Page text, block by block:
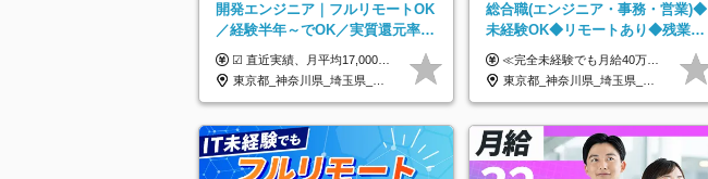
開発エンジニア｜フルリモートOK
／経験半年～でOK／実質還元率80
～90%／前給保証／AI系など最先
端案件多数
☑︎ 直近実績、月平均17,000円の昇給 ☑︎ 前職給与100%保証 ☑︎ 実質還元率80～90% ☑︎ 待機時も給与は満額支給 月給35万円～70万円＋交通費など各種手当 ※想定年収：4,200,000円～10,560,000円 ※経験・能力等を考慮の上で決定します。 ※上記金額には、みなし残業手当（50時間分・104,000円～212,000円）を含みます。超過分は別途追加支給します。 ┗残業時間は月平均10時間、多い時でも20時間程度と安定しております ★単価連動型の給与体系ではないため、万が一待機になってもその間の給与は満額支給しています。 ＜1年間の昇給事例をご紹介！＞ ・20代/フロントエンドエンジニア：月給274,000円→月給362,000円（＋88,000円/月） ・20代/iOSエンジニア：月給237,000円→月給287,000円（＋50,000円/月） ・20代/Androidエンジニア：月給316,000円→月給374,000円（＋58,000円/月） ・30代/Javaエンジニア（上流）：月給340,000円→月給418,000円（＋78,000円/月） ・30代/PMO：月給340,000円→月給418,000円（＋78,000円/月）
東京都_神奈川県_埼玉県_千葉県_大阪府_愛知県_北海道_青森県_岩手県_宮城県_秋田県_山形県_福島県_茨城県_栃木県_群馬県_新潟県_山梨県_長野県_富山県_石川県_福井県_静岡県_岐阜県_三重県_兵庫県_京都府_滋賀県_奈良県_和歌山県_広島県_岡山県_鳥取県_島根県_山口県_徳島県_香川県_愛媛県_高知県_福岡県_熊本県_佐賀県_長崎県_大分県_宮崎県_鹿児島県_沖縄県
総合職(エンジニア・事務・営業)◆
未経験OK◆リモートあり◆残業月
3h◆服装髪型自由
≪完全未経験でも月給40万円以上も可能です！≫ -------------- 【1】ITエンジニア 月給26万円～50万円＋プロジェクト手当＋資格手当 【2】IT事務、営業事務 月給26万円～50万円＋プロジェクト手当＋資格手当 ≪【1】【2】共通≫ ★上記給与には固定残業代20時間分(月3万719円～)を含みます。残業が超過した場合は、追加支給します(残業は月平均3時間とほぼ発生しません。残業がなくても、固定残業代は支給されます) ★試用期間6ヵ月あり（期間中は月給23万1000円～。固定残業代20時間分3万719円～を含む／超過分は別途支給） -------------- 【3】SES営業、SaaS営業 月給30万円以上＋インセンティブ＋各種手当 ★上記給与には固定残業代45時間分(月7万6967円～)を含みます。残業が超過した場合は、追加支給します(残業は月平均3時間とほぼ発生しません。残業がなくても、固定残業代は支給されます) ★試用期間6ヵ月あり(期間中も給与や福利厚生は同じです)
東京都_神奈川県_埼玉県_千葉県_大阪府_愛知県_北海道_青森県_岩手県_宮城県_秋田県_山形県_福島県_茨城県_栃木県_群馬県_新潟県_山梨県_長野県_富山県_石川県_福井県_静岡県_岐阜県_三重県_兵庫県_京都府_滋賀県_奈良県_和歌山県_広島県_岡山県_鳥取県_島根県_山口県_徳島県_香川県_愛媛県_高知県_福岡県_熊本県_佐賀県_長崎県_大分県_宮崎県_鹿児島県_沖縄県